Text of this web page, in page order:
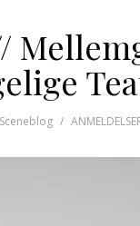
Sceneblog